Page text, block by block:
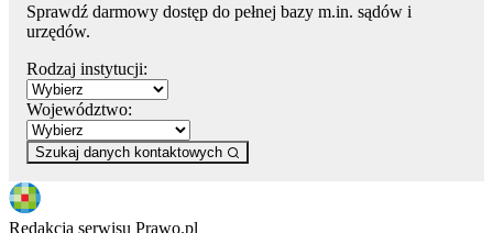
Sprawdź darmowy dostęp do pełnej bazy m.in. sądów i
urzędów.
Rodzaj instytucji:
Województwo:
Szukaj danych kontaktowych
Redakcja serwisu Prawo.pl